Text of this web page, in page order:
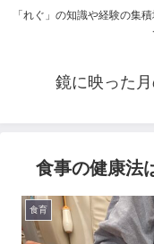
「れぐ」の知識や経験の集
鏡に映った
食事の健康法
食育